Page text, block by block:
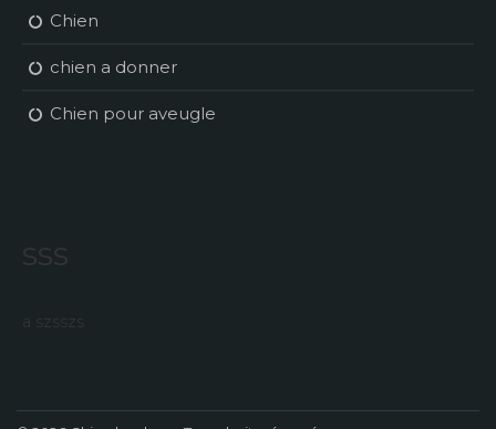
Chien
chien a donner
Chien pour aveugle
sss
a szsszs